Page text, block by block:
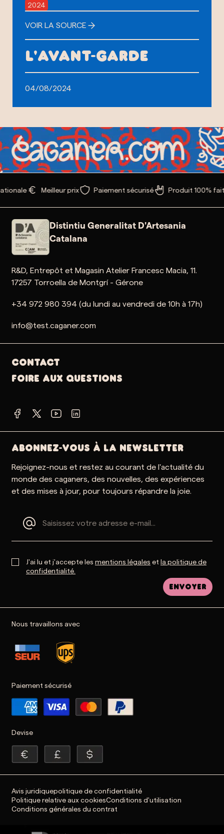
2024
VOIR LA SOURCE
L'AVANT-GARDE
04/08/2024
Meilleur prix Paiement sécurisé Produit 100% fait
Distintiu Generalitat D'Artesania
Catalana
R&D, Entrepôt et Magasin Atelier Francesc Macia, 11.
17257 Torroella de Montgrí - Gérone
+34 972 980 394 (du lundi au vendredi de 10h à 17h)
info@test.caganer.com
Contact
Foire aux questions
ABONNEZ-VOUS À LA NEWSLETTER
Rejoignez-nous et restez au courant de l'actualité du
monde des caganers, des nouvelles, des expériences
et des mises à jour, pour toujours répandre la joie.
J'ai lu et j'accepte les mentions légales et la politique de
confidentialité.
Envoyer
Nous travaillons avec
Paiement sécurisé
Devise
Avis juridiquepolitique de confidentialité
Politique relative aux cookiesConditions d'utilisation
Conditions générales du contrat